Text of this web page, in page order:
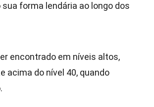
forma lendária ao longo dos
encontrado em níveis altos,
acima do nível 40, quando